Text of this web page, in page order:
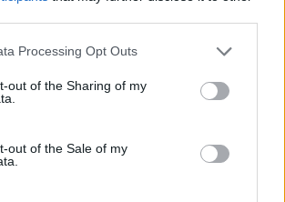
this website/app uses one or more Google
visit or usage behaviour. You may click to
to Google and its third-party tags to
below specified purposes in below Google
Processing Opt Outs
out of the Sharing of my
out of the Sale of my